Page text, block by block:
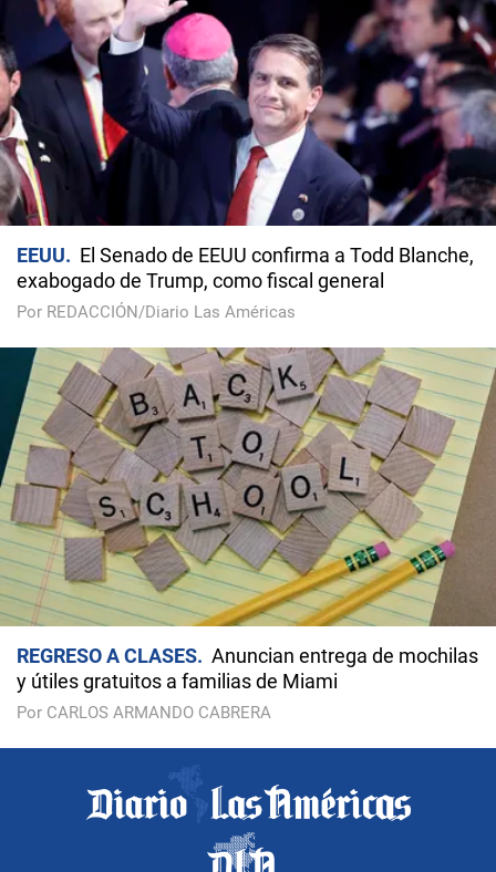
EEUU
El Senado de EEUU confirma a Todd Blanche,
exabogado de Trump, como fiscal general
Por REDACCIÓN/Diario Las Américas
REGRESO A CLASES
Anuncian entrega de mochilas
y útiles gratuitos a familias de Miami
Por CARLOS ARMANDO CABRERA